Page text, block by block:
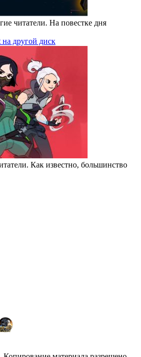
читатели. На повестке дня
на другой диск
Как известно, большинство